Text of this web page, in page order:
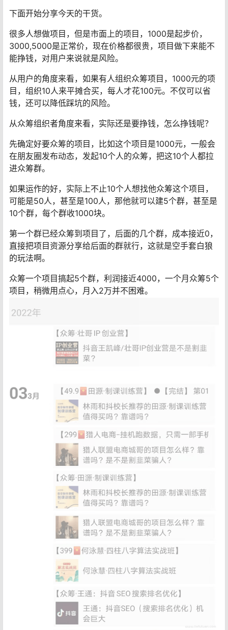
下面开始分享今天的干货。
很多人想做项目，但是市面上的项目，1000是起步价，
3000,5000是正常价，现在价格都很贵，项目做下来能不
能挣钱，对用户来说就是风险。
从用户的角度来看，如果有人组织众筹项目，1000元的项
目，组织10人来平摊合买，每人才花100元。不仅可以省
钱，还可以降低踩坑的风险。
从众筹组织者角度来看，实际还是要挣钱，怎么挣钱呢？
先确定好要众筹的项目，比如这个项目是1000元，一般会
在朋友圈发布动态，发起10个人的众筹，把这10个人都拉
进众筹群。
如果运作的好，实际上不止10个人想找他众筹这个项目，
可能是50人，甚至是100人，那他就可以建5个群，甚至是
10个群，每个群收1000块。
第一个群已经众筹到项目了，后面的几个群，成本接近0，
直接把项目资源分享给后面的群就行，这就是空手套白狼
的玩法啊。
众筹一个项目搞起5个群，利润接近4000，一个月众筹5个
项目，稍微用点心，月入2万并不困难。